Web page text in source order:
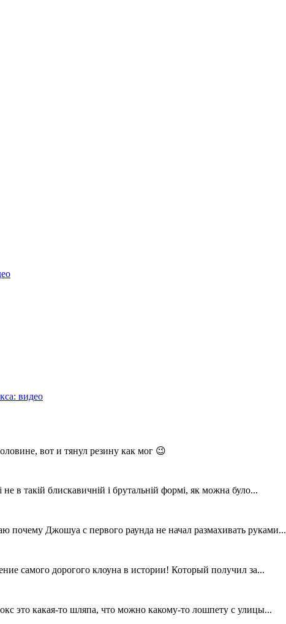
видео
вот и тянул резину как мог 😉
в такій блискавичній і брутальній формі, як можна було...
почему Джошуа с первого раунда не начал размахивать руками...
самого дорогого клоуна в истории! Который получил за...
это какая-то шляпа, что можно какому-то лошпету с улицы...